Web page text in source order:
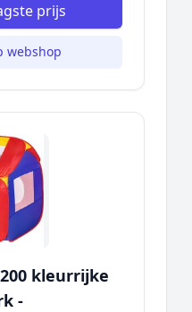
prijs
webshop
kleurrijke
-